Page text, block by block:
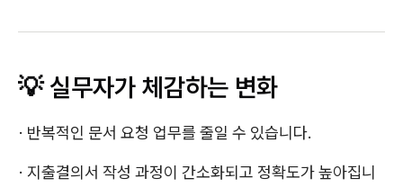
💡 실무자가 체감하는 변화
· 반복적인 문서 요청 업무를 줄일 수 있습니다.
· 지출결의서 작성 과정이 간소화되고 정확도가 높아집니